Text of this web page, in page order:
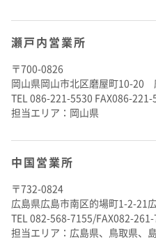
瀬戸内営業所
〒700-0826
岡山県岡山市北区磨屋町10-20
TEL 086-221-5530 FAX086-221-
担当エリア：岡山県
中国営業所
〒732-0824
広島県広島市南区的場町1-2-21
TEL 082-568-7155/FAX082-
担当エリア：広島県、鳥取県、